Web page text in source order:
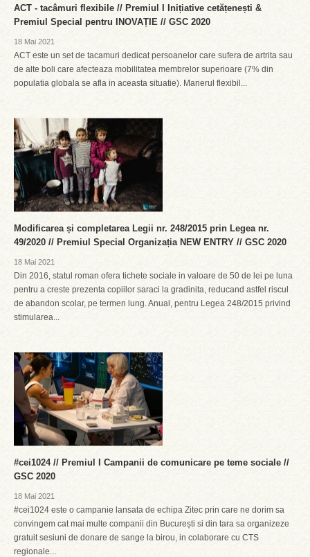
ACT - tacâmuri flexibile // Premiul I Inițiative cetățenești &
Premiul Special pentru INOVAȚIE // GSC 2020
18 Mai 2021
ACT este un set de tacamuri dedicat persoanelor care sufera de artrita sau
de alte boli care afecteaza mobilitatea membrelor superioare (7% din
populatia globala se afla in aceasta situatie). Manerul flexibil...
Modificarea și completarea Legii nr. 248/2015 prin Legea nr.
49/2020 // Premiul Special Organizația NEW ENTRY // GSC 2020
18 Mai 2021
Din 2016, statul roman ofera tichete sociale in valoare de 50 de lei pe luna
pentru a creste prezenta copiilor saraci la gradinita, reducand astfel riscul
de abandon scolar, pe termen lung. Anual, pentru Legea 248/2015 privind
stimularea...
#cei1024 // Premiul I Campanii de comunicare pe teme sociale //
GSC 2020
18 Mai 2021
#cei1024 este o campanie lansata de echipa Zitec prin care ne dorim sa
convingem cat mai multe companii din București si din tara sa organizeze
gratuit sesiuni de donare de sange la birou, in colaborare cu CTS
regionale...